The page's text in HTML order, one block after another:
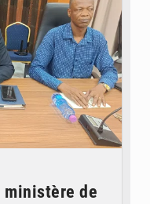
ministère de